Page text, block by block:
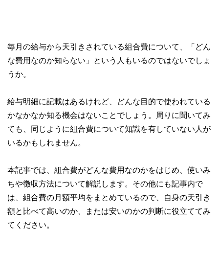
毎月の給与から天引きされている組合費について、「どん
な費用なのか知らない」という人もいるのではないでしょ
うか。
給与明細に記載はあるけれど、どんな目的で使われている
かなかなか知る機会はないことでしょう。周りに聞いてみ
ても、同じように組合費について知識を有していない人が
いるかもしれません。
本記事では、組合費がどんな費用なのかをはじめ、使いみ
ちや徴収方法について解説します。その他にも記事内で
は、組合費の月額平均をまとめているので、自身の天引き
額と比べて高いのか、または安いのかの判断に役立ててみ
てください。